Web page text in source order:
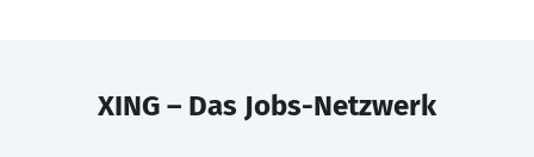
XING – Das Jobs-Netzwerk